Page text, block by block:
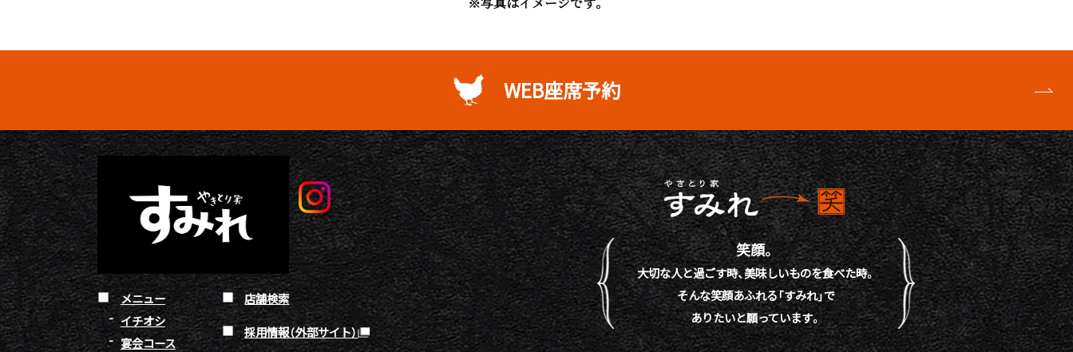
WEB座席予約
メニュー
イチオシ
宴会コース
店舗検索
採用情報（外部サイト）
笑顔。
大切な人と過ごす時、美味しいものを食べた時。
そんな笑顔あふれる「すみれ」で
ありたいと願っています。